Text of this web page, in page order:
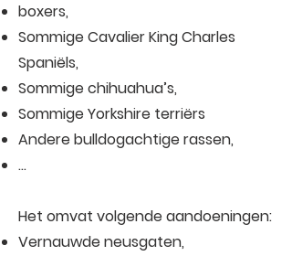
boxers,
Sommige Cavalier King Charles
Spaniëls,
Sommige chihuahua’s,
Sommige Yorkshire terriërs
Andere bulldogachtige rassen,
…
Het omvat volgende aandoeningen:
Vernauwde neusgaten,